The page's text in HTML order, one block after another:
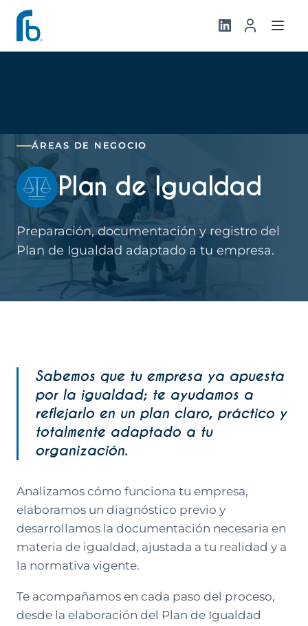
ÁREAS DE NEGOCIO
Plan de Igualdad
Preparación, documentación y registro del
Plan de Igualdad adaptado a tu empresa.
Sabemos que tu empresa ya apuesta
por la igualdad; te ayudamos a
reflejarlo en un plan claro, práctico y
totalmente adaptado a tu
organización.
Analizamos cómo funciona tu empresa,
elaboramos un diagnóstico previo y
desarrollamos la documentación necesaria en
materia de igualdad, ajustada a tu realidad y a
la normativa vigente.
Te acompañamos en cada paso del proceso,
desde la elaboración del Plan de Igualdad